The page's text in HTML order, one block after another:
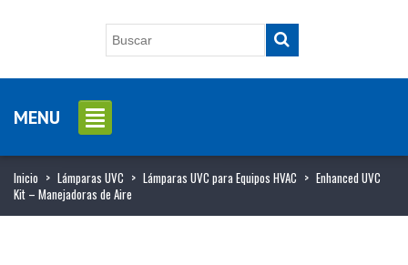
MENU
Inicio > Lámparas UVC > Lámparas UVC para Equipos HVAC > Enhanced UVC
Kit – Manejadoras de Aire